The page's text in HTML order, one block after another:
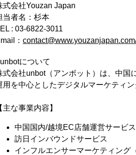
式会社Youzan Japan
当者名：杉本
: 03-6822-3011
：
について
式会社unbot（アンボット）は、中国
用を中心としたデジタルマーケティ
主な事業内容】
中国国内/越境EC店舗運営サービス
訪日インバウンドサービス
インフルエンサーマーケティング